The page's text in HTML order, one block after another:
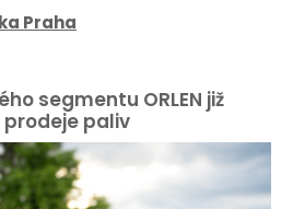
Praha
segmentu ORLEN již
paliv